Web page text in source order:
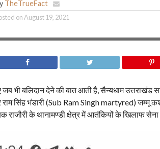
TheTrueFact
onAugust 19, 2021
जब भी बलिदान देने की बात आती है, सैन्यधाम
सिंह भंडारी (Sub Ram Singh martyred) जम्मू
राजौरी के थानामण्डी क्षेत्र में आतंकियों के खिलाफ